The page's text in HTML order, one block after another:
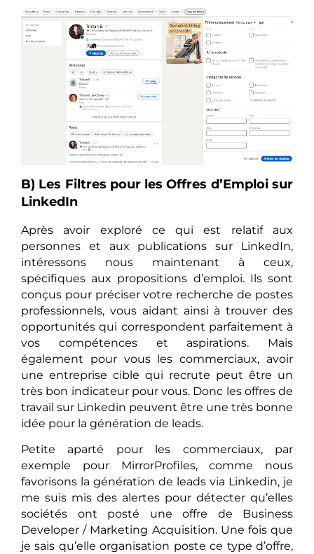
B) Les Filtres pour les Offres d’Emploi sur
LinkedIn
Après avoir exploré ce qui est relatif aux
personnes et aux publications sur LinkedIn,
intéressons nous maintenant à ceux,
spécifiques aux propositions d’emploi. Ils sont
conçus pour préciser votre recherche de postes
professionnels, vous aidant ainsi à trouver des
opportunités qui correspondent parfaitement à
vos compétences et aspirations. Mais
également pour vous les commerciaux, avoir
une entreprise cible qui recrute peut être un
très bon indicateur pour vous. Donc les offres de
travail sur Linkedin peuvent être une très bonne
idée pour la génération de leads.
Petite aparté pour les commerciaux, par
exemple pour MirrorProfiles, comme nous
favorisons la génération de leads via Linkedin, je
me suis mis des alertes pour détecter qu’elles
sociétés ont posté une offre de Business
Developer / Marketing Acquisition. Une fois que
je sais qu’elle organisation poste ce type d’offre,